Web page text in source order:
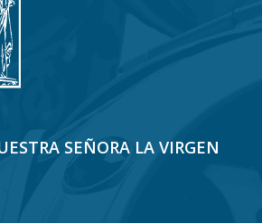
SEÑORA LA VIRGEN